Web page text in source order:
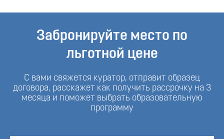
Забронируйте место по
льготной цене
С вами свяжется куратор, отправит образец
договора, расскажет как получить рассрочку на 3
месяца и поможет выбрать образовательную
программу